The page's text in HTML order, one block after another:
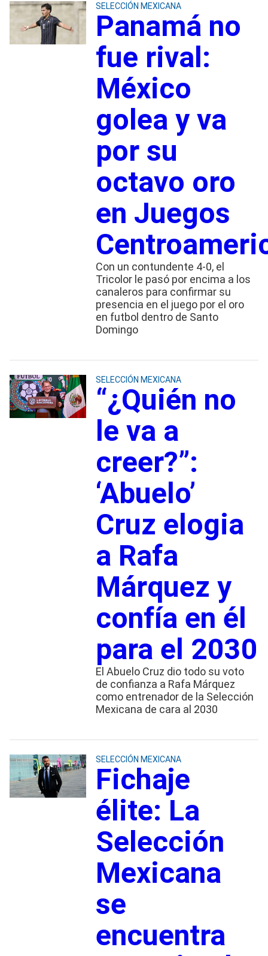
SELECCIÓN MEXICANA
Panamá no
fue rival:
México
golea y va
por su
octavo oro
en Juegos
Con un contundente 4-0, el
Tricolor le pasó por encima a los
canaleros para confirmar su
presencia en el juego por el oro
en futbol dentro de Santo
Domingo
SELECCIÓN MEXICANA
“¿Quién no
le va a
creer?”:
‘Abuelo’
Cruz elogia
a Rafa
Márquez y
confía en él
para el 2030
El Abuelo Cruz dio todo su voto
de confianza a Rafa Márquez
como entrenador de la Selección
Mexicana de cara al 2030
SELECCIÓN MEXICANA
Fichaje
élite: La
Selección
Mexicana
se
encuentra